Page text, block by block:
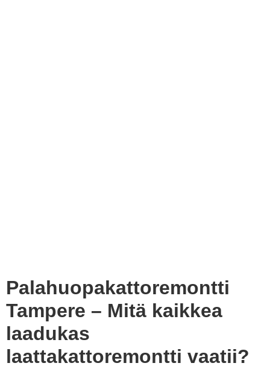
Palahuopakattoremontti
Tampere – Mitä kaikkea
laadukas
laattakattoremontti vaatii?